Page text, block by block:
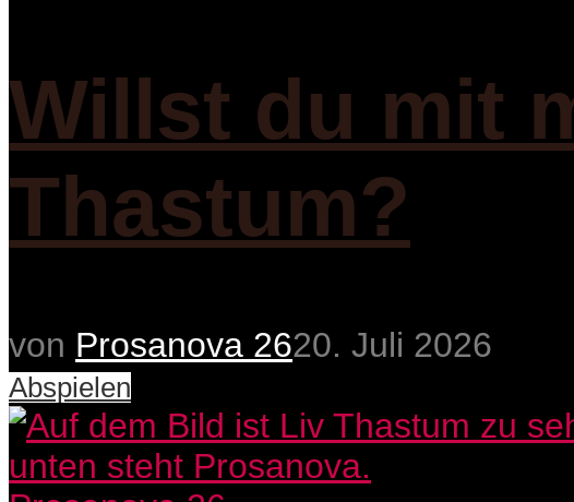
Willst du mit
Thastum?
von Prosanova 2620. Juli 2026
Abspielen